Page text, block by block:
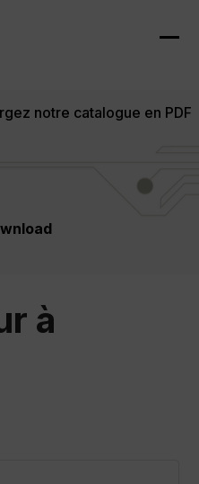
notre catalogue en PDF
à